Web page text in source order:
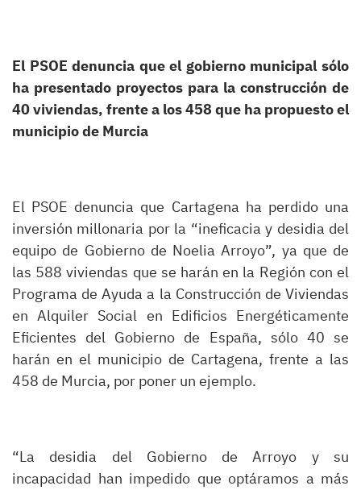
El PSOE denuncia que el gobierno municipal sólo
ha presentado proyectos para la construcción de
40 viviendas, frente a los 458 que ha propuesto el
municipio de Murcia
El PSOE denuncia que Cartagena ha perdido una
inversión millonaria por la “ineficacia y desidia del
equipo de Gobierno de Noelia Arroyo”, ya que de
las 588 viviendas que se harán en la Región con el
Programa de Ayuda a la Construcción de Viviendas
en Alquiler Social en Edificios Energéticamente
Eficientes del Gobierno de España, sólo 40 se
harán en el municipio de Cartagena, frente a las
458 de Murcia, por poner un ejemplo.
“La desidia del Gobierno de Arroyo y su
incapacidad han impedido que optáramos a más